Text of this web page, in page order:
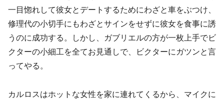
一目惚れして彼女とデートするためにわざと車をぶつけ、
修理代の小切手にもわざとサインをせずに彼女を食事に誘
うのに成功する。しかし、ガブリエルの方が一枚上手でビ
クターの小細工を全てお見通しで、ビクターにガツンと言
ってやる。
カルロスはホットな女性を家に連れてくるから、マイクに